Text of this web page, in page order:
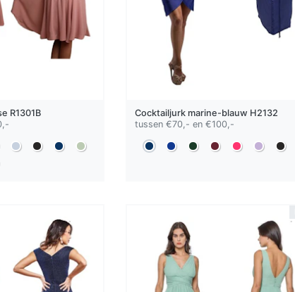
R1301B
Cocktailjurk marine-blauw H2132
tussen €70,- en €100,-